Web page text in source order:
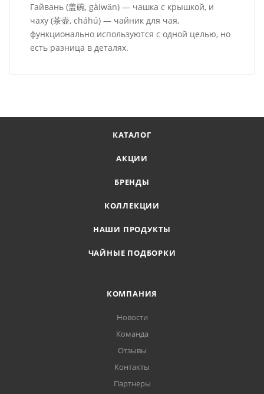
Гайвань (盖碗, gàiwǎn) — чашка с крышкой, и
чаху (茶壶, cháhú) — чайник для чая,
функционально используются с одной целью, но
есть разница в деталях.
КАТАЛОГ
АКЦИИ
БРЕНДЫ
КОЛЛЕКЦИИ
НАШИ ПРОДУКТЫ
ЧАЙНЫЕ ПОДБОРКИ
КОМПАНИЯ
Новости
Команда
Отзывы
Контакты
Партнеры